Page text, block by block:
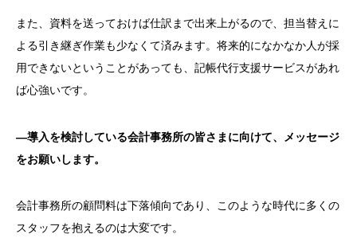
また、資料を送っておけば仕訳まで出来上がるので、担当替えに
よる引き継ぎ作業も少なくて済みます。将来的になかなか人が採
用できないということがあっても、記帳代行支援サービスがあれ
ば心強いです。
―導入を検討している会計事務所の皆さまに向けて、メッセージ
をお願いします。
会計事務所の顧問料は下落傾向であり、このような時代に多くの
スタッフを抱えるのは大変です。